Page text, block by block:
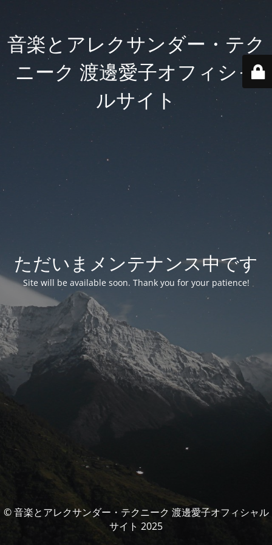
音楽とアレクサンダー・テク
ニーク 渡邊愛子オフィシャ
ルサイト
ただいまメンテナンス中です
Site will be available soon. Thank you for your patience!
© 音楽とアレクサンダー・テクニーク 渡邊愛子オフィシャル
サイト 2025